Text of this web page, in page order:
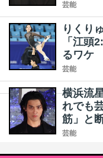
芸能
りくり
「江頭
るワケ
芸能
横浜流
れでも
筋」と
芸能